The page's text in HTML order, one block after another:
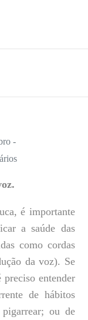
-
criança
rouca?
é importante
a saúde das
como cordas
da voz). Se
entender
de hábitos
ou de